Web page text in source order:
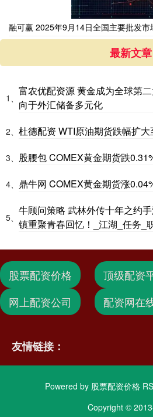
融可赢 2025年9月14日全国主要批发
最新文章
1、
富农优配资源 黄金成为全球第
向于外汇储备多元化
2、 杜德配资 WTI原油期货跌幅扩
3、 股腰包 COMEX黄金期货跌
4、 鼎牛网 COMEX黄金期货涨
5、
牛顾问策略 武林外传十年之约
镇重聚青春回忆！_江湖_任务_
股票配资价格
顶级配资
网上配资公司
配资网在
友情链接：
Powered by 股票配资价格
Copyright ©